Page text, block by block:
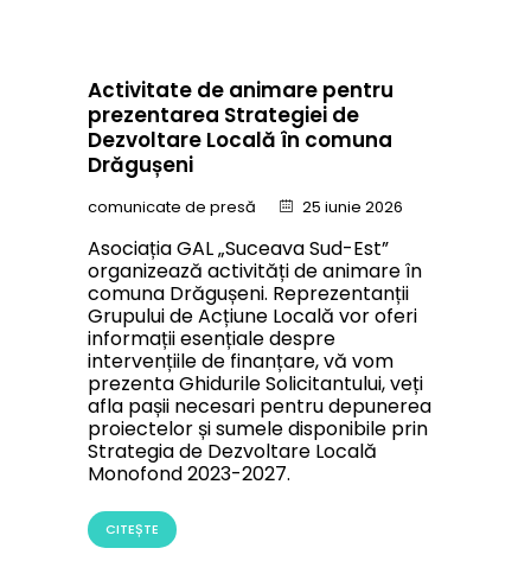
Activitate de animare pentru
prezentarea Strategiei de
Dezvoltare Locală în comuna
Drăgușeni
comunicate de presă 25 iunie 2026
Asociația GAL „Suceava Sud-Est”
organizează activități de animare în
comuna Drăgușeni. Reprezentanții
Grupului de Acțiune Locală vor oferi
informații esențiale despre
intervențiile de finanțare, vă vom
prezenta Ghidurile Solicitantului, veți
afla pașii necesari pentru depunerea
proiectelor și sumele disponibile prin
Strategia de Dezvoltare Locală
Monofond 2023-2027.
CITEȘTE